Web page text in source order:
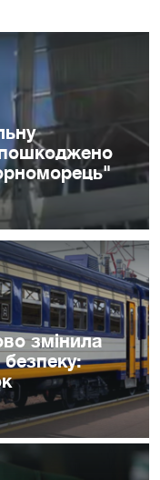
змінила
безпеку: